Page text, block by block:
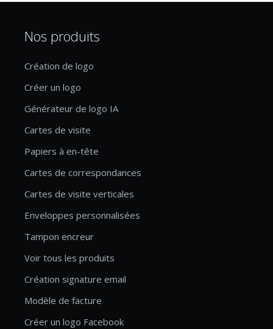
Nos produits
Création de logo
Créer un logo
Générateur de logo IA
Cartes de visite
Papiers à en-tête
Cartes de correspondances
Cartes de visite verticales
Enveloppes personnalisées
Tampon encreur
Voir tous les produits
Création signature email
Modèle de facture
Créer un logo Facebook